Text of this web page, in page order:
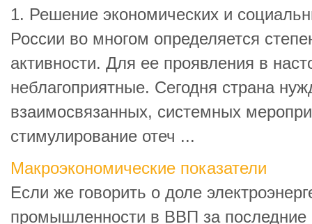
1. Решение экономических и
России во многом определяется
активности. Для ее проявления в
неблагоприятные. Сегодня страна
взаимосвязанных, системных
стимулирование отеч ...
Макроэкономические показатели
Если же говорить о доле
промышленности в ВВП за последние